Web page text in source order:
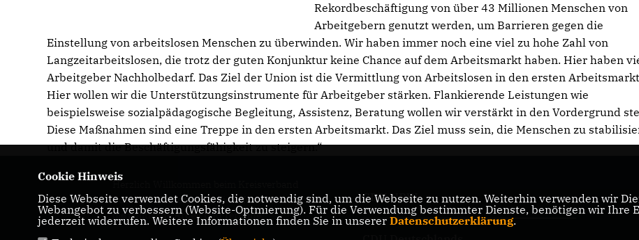
Rekordbeschäftigung von über 43 Millionen Menschen von
Arbeitgebern genutzt werden, um Barrieren gegen die
Einstellung von arbeitslosen Menschen zu überwinden. Wir haben immer noch eine viel zu hohe Zahl von
Langzeitarbeitslosen, die trotz der guten Konjunktur keine Chance auf dem Arbeitsmarkt haben. Hier haben
Arbeitgeber Nachholbedarf. Das Ziel der Union ist die Vermittlung von Arbeitslosen in den ersten
Hier wollen wir die Unterstützungsinstrumente für Arbeitgeber stärken. Flankierende Leistungen wie
beispielsweise sozialpädagogische Begleitung, Assistenz, Beratung wollen wir verstärkt in den Vordergrund
Diese Maßnahmen sind eine Treppe in den ersten Arbeitsmarkt. Das Ziel muss sein, die Menschen zu
und damit die Beschäftigungsfähigkeit zu steigern.“
Herzlich Willkommen beim Kreisverband
Coesfeld! Hier erhalten Sie Informationen über
die politische Arbeit und Termine.
CDU NRW
Cookie Hinweis
Diese Webseite verwendet Cookies, die notwendig sind, um die Webseite zu nutzen. Weiterhin verwenden wir
Webangebot zu verbessern (Website-Optmierung). Für die Verwendung bestimmter Dienste, benötigen wir
jederzeit widerrufen. Weitere Informationen finden Sie in unserer Datenschutzerklärung.